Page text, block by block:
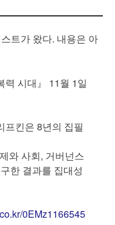
트가 왔다. 내용은 아
력 시대』 11월 1일
프킨은 8년의 집필
와 사회, 거버넌스
한 결과를 집대성
0EMz1166545